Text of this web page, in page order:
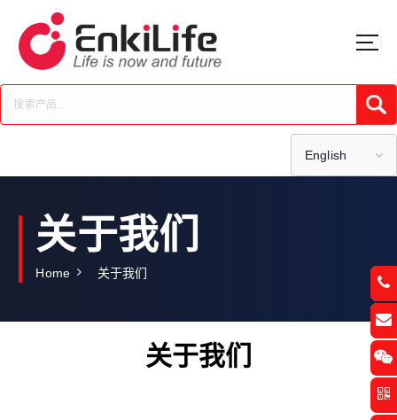
t
c
English
关于我们
Home 关于我们
关于我们